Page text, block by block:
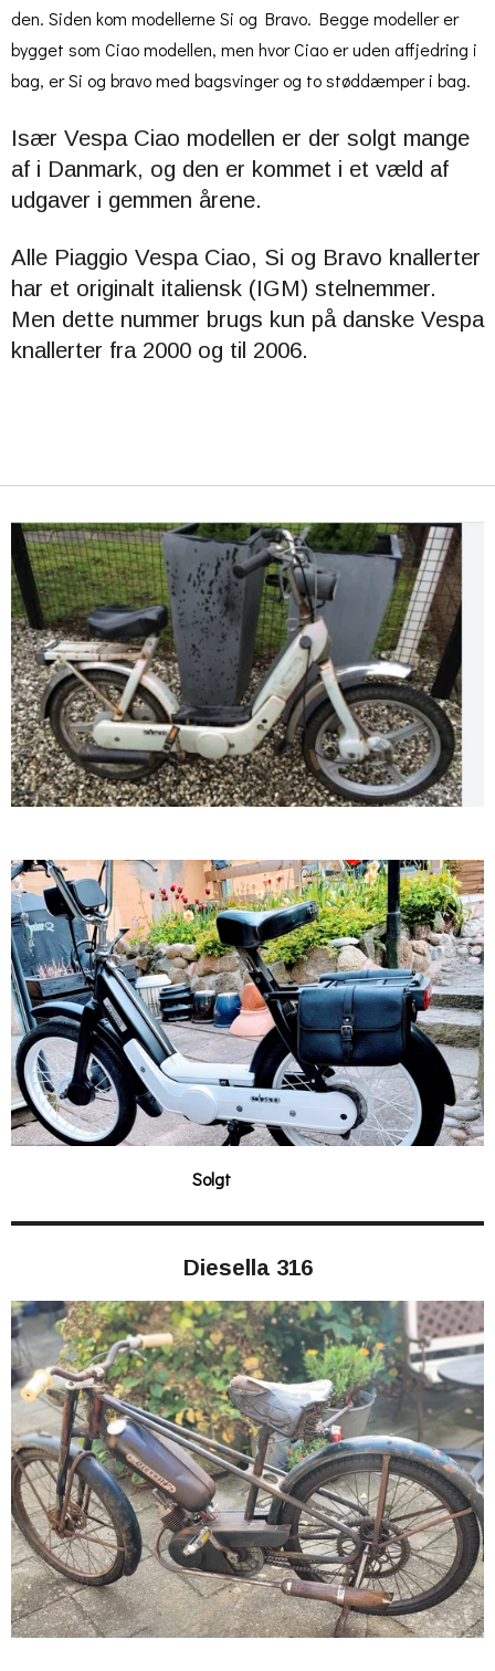
den. Siden kom modellerne Si og Bravo. Begge modeller er
bygget som Ciao modellen, men hvor Ciao er uden affjedring i
bag, er Si og bravo med bagsvinger og to støddæmper i bag.
Især Vespa Ciao modellen er der solgt mange
af i Danmark, og den er kommet i et væld af
udgaver i gemmen årene.
Alle Piaggio Vespa Ciao, Si og Bravo knallerter
har et originalt italiensk (IGM) stelnemmer.
Men dette nummer brugs kun på danske Vespa
knallerter fra 2000 og til 2006.
Solgt
Diesella 316